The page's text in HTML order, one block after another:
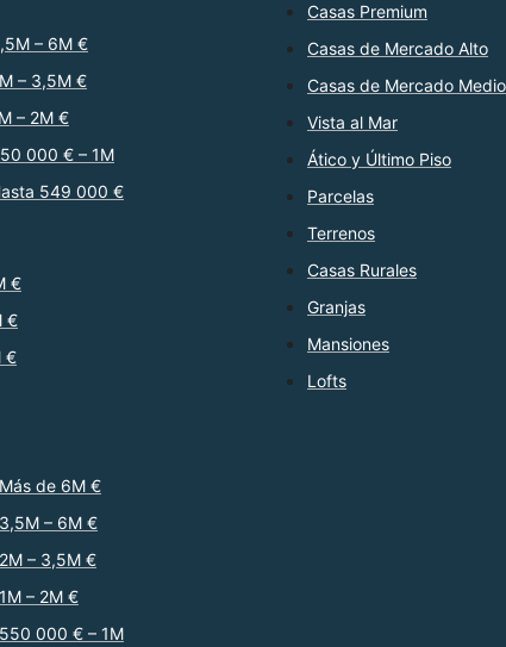
– 6M €
– 3,5M €
– 2M €
000 € – 1M
549 000 €
€
€
€
de 6M €
– 6M €
– 3,5M €
– 2M €
000 € – 1M
Casas Premium
Casas de Mercado Alto
Casas de Mercado Medio
Vista al Mar
Ático y Último Piso
Parcelas
Terrenos
Casas Rurales
Granjas
Mansiones
Lofts